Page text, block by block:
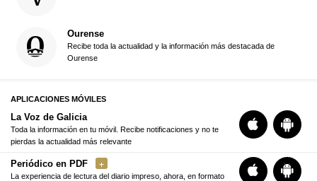
Ourense
Recibe toda la actualidad y la información más destacada de
Ourense
APLICACIONES MÓVILES
La Voz de Galicia
Toda la información en tu móvil. Recibe notificaciones y no te
pierdas la actualidad más relevante
Periódico en PDF
La experiencia de lectura del diario impreso, ahora, en formato